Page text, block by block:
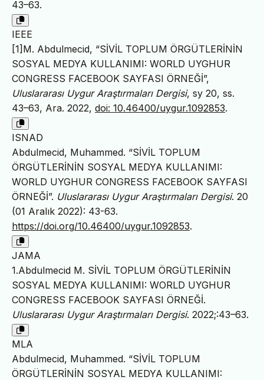
43–63.
IEEE
[1]M. Abdulmecid, “SİVİL TOPLUM ÖRGÜTLERİNİN
SOSYAL MEDYA KULLANIMI: WORLD UYGHUR
CONGRESS FACEBOOK SAYFASI ÖRNEĞİ”,
Uluslararası Uygur Araştırmaları Dergisi, sy 20, ss.
43–63, Ara. 2022, doi: 10.46400/uygur.1092853.
ISNAD
Abdulmecid, Muhammed. “SİVİL TOPLUM
ÖRGÜTLERİNİN SOSYAL MEDYA KULLANIMI:
WORLD UYGHUR CONGRESS FACEBOOK SAYFASI
ÖRNEĞİ”. Uluslararası Uygur Araştırmaları Dergisi. 20
(01 Aralık 2022): 43-63.
https://doi.org/10.46400/uygur.1092853.
JAMA
1.Abdulmecid M. SİVİL TOPLUM ÖRGÜTLERİNİN
SOSYAL MEDYA KULLANIMI: WORLD UYGHUR
CONGRESS FACEBOOK SAYFASI ÖRNEĞİ.
Uluslararası Uygur Araştırmaları Dergisi. 2022;:43–63.
MLA
Abdulmecid, Muhammed. “SİVİL TOPLUM
ÖRGÜTLERİNİN SOSYAL MEDYA KULLANIMI: